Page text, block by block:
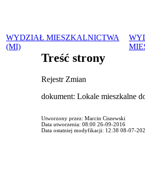
WYDZIAŁ MIESZKALNICTWA
(MI)
Treść strony
Rejestr Zmian
dokument: Lokale mieszkalne
Utworzony przez: Marcin Ciszewski
Data utworzenia: 08:00 26-09-2016
Data ostatniej modyfikacji: 12:38 08-07-